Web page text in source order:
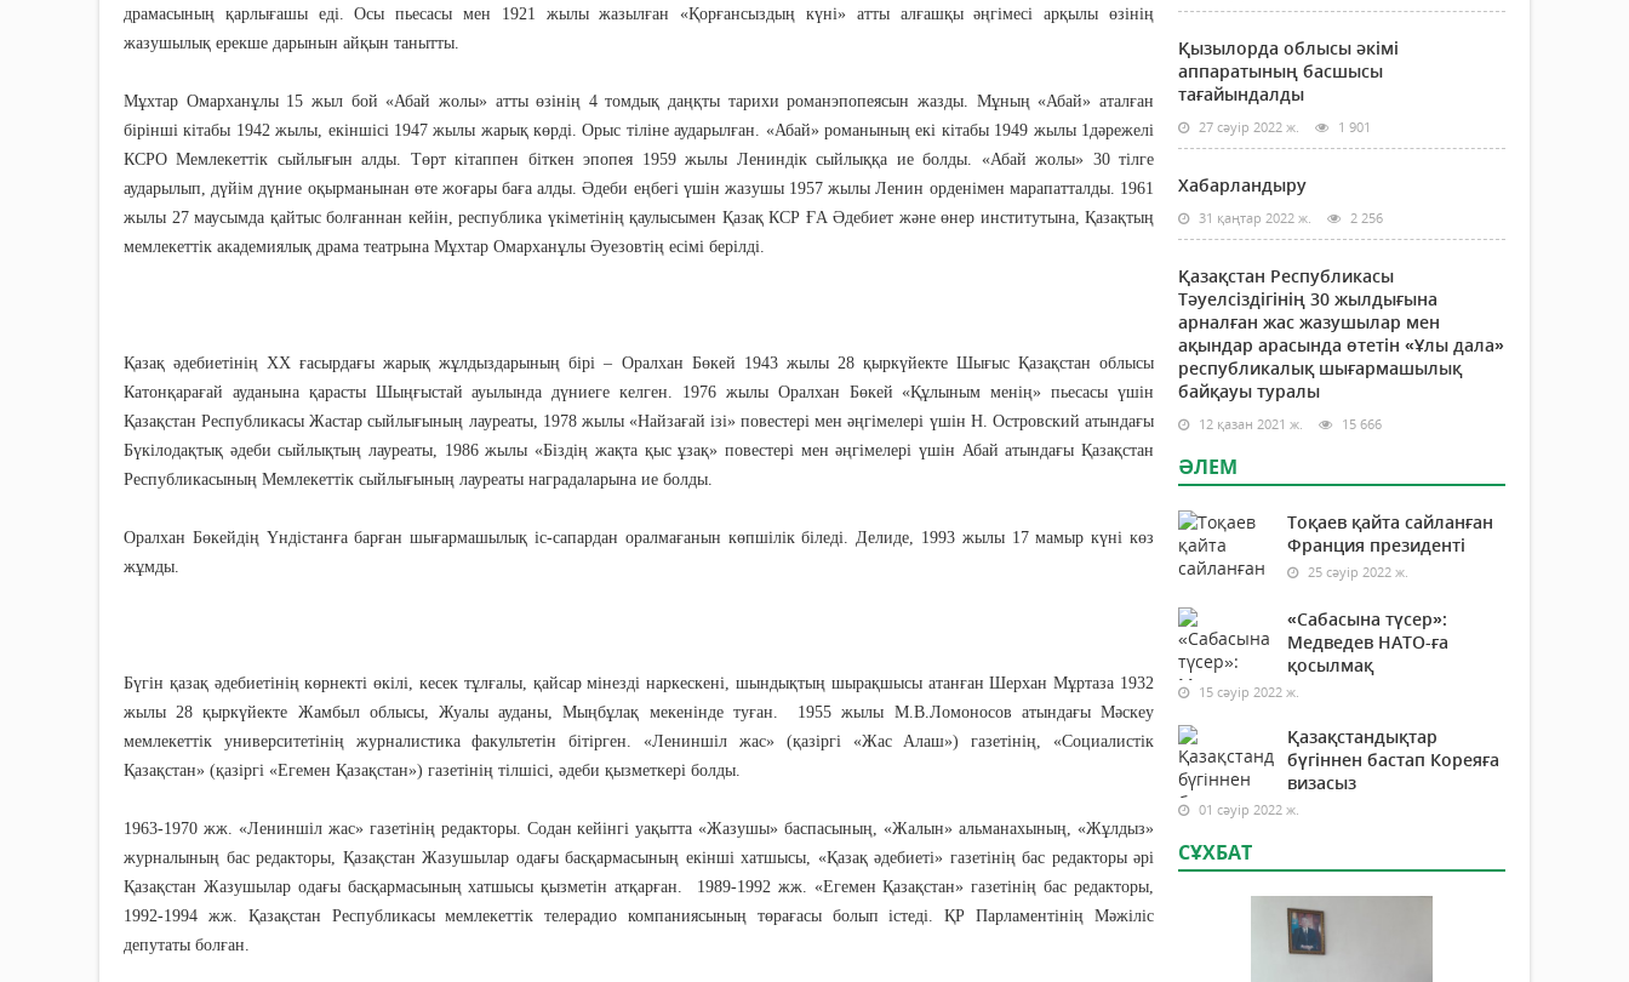
драмасының қарлығашы еді. Осы пьесасы мен 1921 жылы жазылған «Қорғансыздың күні» атты алғашқы әңгімесі арқылы өзінің
жазушылық ерекше дарынын айқын танытты.
Мұхтар Омарханұлы 15 жыл бой «Абай жолы» атты өзінің 4 томдық даңқты тарихи романэпопеясын жазды. Мұның «Абай» аталған
бірінші кітабы 1942 жылы, екіншісі 1947 жылы жарық көрді. Орыс тіліне аударылған. «Абай» романының екі кітабы 1949 жылы 1дәрежелі
КСРО Мемлекеттік сыйлығын алды. Төрт кітаппен біткен эпопея 1959 жылы Лениндік сыйлыққа ие болды. «Абай жолы» 30 тілге
аударылып, дүйім дүние оқырманынан өте жоғары баға алды. Әдеби еңбегі үшін жазушы 1957 жылы Ленин орденімен марапатталды. 1961
жылы 27 маусымда қайтыс болғаннан кейін, республика үкіметінің қаулысымен Қазақ КСР ҒА Әдебиет және өнер институтына, Қазақтың
мемлекеттік академиялық драма театрына Мұхтар Омарханұлы Әуезовтің есімі берілді.
Қазақ әдебиетінің ХХ ғасырдағы жарық жұлдыздарының бірі – Оралхан Бөкей 1943 жылы 28 қыркүйекте Шығыс Қазақстан облысы
Катонқарағай ауданына қарасты Шыңғыстай ауылында дүниеге келген. 1976 жылы Оралхан Бөкей «Құлыным менің» пьесасы үшін
Қазақстан Республикасы Жастар сыйлығының лауреаты, 1978 жылы «Найзағай ізі» повестері мен әңгімелері үшін Н. Островский атындағы
Бүкілодақтық әдеби сыйлықтың лауреаты, 1986 жылы «Біздің жақта қыс ұзақ» повестері мен әңгімелері үшін Абай атындағы Қазақстан
Республикасының Мемлекеттік сыйлығының лауреаты наградаларына ие болды.
Оралхан Бөкейдің Үндістанға барған шығармашылық іс-сапардан оралмағанын көпшілік біледі. Делиде, 1993 жылы 17 мамыр күні көз
жұмды.
Бүгін қазақ әдебиетінің көрнекті өкілі, кесек тұлғалы, қайсар мінезді наркескені, шындықтың шырақшысы атанған Шерхан Мұртаза 1932
жылы 28 қыркүйекте Жамбыл облысы, Жуалы ауданы, Мыңбұлақ мекенінде туған. 1955 жылы М.В.Ломоносов атындағы Мәскеу
мемлекеттік университетінің журналистика факультетін бітірген. «Лениншіл жас» (қазіргі «Жас Алаш») газетінің, «Социалистік
Қазақстан» (қазіргі «Егемен Қазақстан») газетінің тілшісі, әдеби қызметкері болды.
1963-1970 жж. «Лениншіл жас» газетінің редакторы. Содан кейінгі уақытта «Жазушы» баспасының, «Жалын» альманахының, «Жұлдыз»
журналының бас редакторы, Қазақстан Жазушылар одағы басқармасының екінші хатшысы, «Қазақ әдебиеті» газетінің бас редакторы әрі
Қазақстан Жазушылар одағы басқармасының хатшысы қызметін атқарған. 1989-1992 жж. «Егемен Қазақстан» газетінің бас редакторы,
1992-1994 жж. Қазақстан Республикасы мемлекеттік телерадио компаниясының төрағасы болып істеді. ҚР Парламентінің Мәжіліс
депутаты болған.
Қызылорда облысы әкімі
аппаратының басшысы
тағайындалды
27 сәуір 2022 ж. 1 901
Хабарландыру
31 қаңтар 2022 ж. 2 256
Қазақстан Республикасы
Тәуелсіздігінің 30 жылдығына
арналған жас жазушылар мен
ақындар арасында өтетін «Ұлы дала»
республикалық шығармашылық
байқауы туралы
12 қазан 2021 ж. 15 666
ӘЛЕМ
Тоқаев қайта сайланған
Франция президенті
25 сәуір 2022 ж.
«Сабасына түсер»:
Медведев НАТО-ға
қосылмақ
15 сәуір 2022 ж.
Қазақстандықтар
бүгіннен бастап Кореяға
визасыз
01 сәуір 2022 ж.
СҰХБАТ